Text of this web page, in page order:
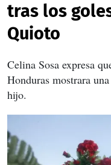
tras los
Quioto
Celina Sosa expresa
Honduras mostrara
hijo.